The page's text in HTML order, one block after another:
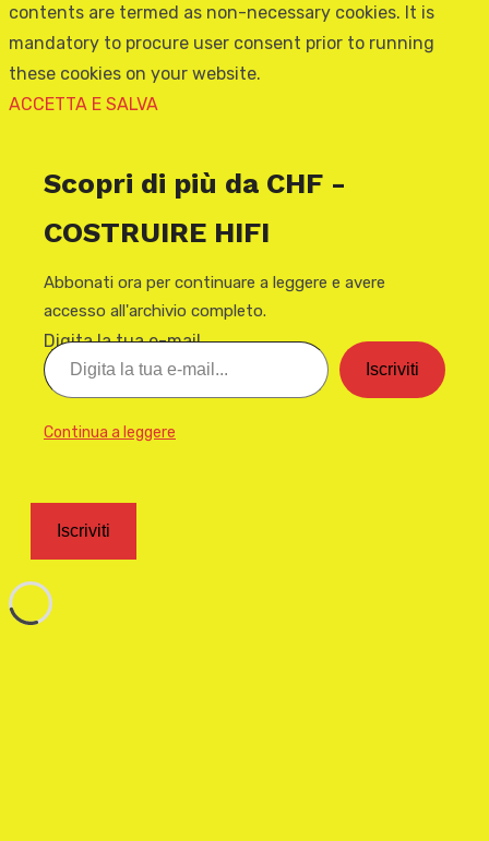
contents are termed as non-necessary cookies. It is
mandatory to procure user consent prior to running
these cookies on your website.
ACCETTA E SALVA
Scopri di più da CHF -
COSTRUIRE HIFI
Abbonati ora per continuare a leggere e avere
accesso all'archivio completo.
Digita la tua e-mail...
Iscriviti
Continua a leggere
Iscriviti